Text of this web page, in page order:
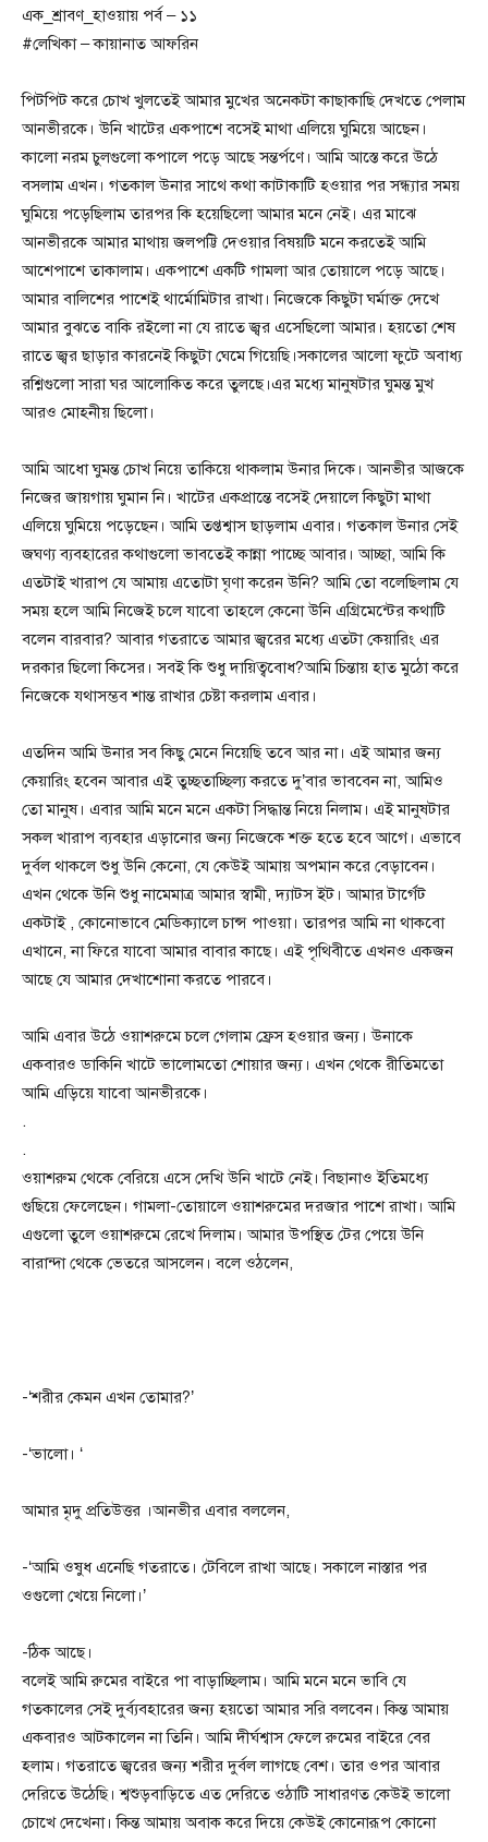
এক_শ্রাবণ_হাওয়ায় পর্ব – ১১
#লেখিকা – কায়ানাত আফরিন
পিটপিট করে চোখ খুলতেই আমার মুখের অনেকটা কাছাকাছি দেখতে পেলাম
আনভীরকে। উনি খাটের একপাশে বসেই মাথা এলিয়ে ঘুমিয়ে আছেন।
কালো নরম চুলগুলো কপালে পড়ে আছে সন্তর্পণে। আমি আস্তে করে উঠে
বসলাম এখন। গতকাল উনার সাথে কথা কাটাকাটি হওয়ার পর সন্ধ্যার সময়
ঘুমিয়ে পড়েছিলাম তারপর কি হয়েছিলো আমার মনে নেই। এর মাঝে
আনভীরকে আমার মাথায় জলপট্টি দেওয়ার বিষয়টি মনে করতেই আমি
আশেপাশে তাকালাম। একপাশে একটি গামলা আর তোয়ালে পড়ে আছে।
আমার বালিশের পাশেই থার্মোমিটার রাখা। নিজেকে কিছুটা ঘর্মাক্ত দেখে
আমার বুঝতে বাকি রইলো না যে রাতে জ্বর এসেছিলো আমার। হয়তো শেষ
রাতে জ্বর ছাড়ার কারনেই কিছুটা ঘেমে গিয়েছি।সকালের আলো ফুটে অবাধ্য
রশ্নিগুলো সারা ঘর আলোকিত করে তুলছে।এর মধ্যে মানুষটার ঘুমন্ত মুখ
আরও মোহনীয় ছিলো।
আমি আধো ঘুমন্ত চোখ নিয়ে তাকিয়ে থাকলাম উনার দিকে। আনভীর আজকে
নিজের জায়গায় ঘুমান নি। খাটের একপ্রান্তে বসেই দেয়ালে কিছুটা মাথা
এলিয়ে ঘুমিয়ে পড়েছেন। আমি তপ্তশ্বাস ছাড়লাম এবার। গতকাল উনার সেই
জঘণ্য ব্যবহারের কথাগুলো ভাবতেই কান্না পাচ্ছে আবার। আচ্ছা, আমি কি
এতটাই খারাপ যে আমায় এতোটা ঘৃণা করেন উনি? আমি তো বলেছিলাম যে
সময় হলে আমি নিজেই চলে যাবো তাহলে কেনো উনি এগ্রিমেন্টের কথাটি
বলেন বারবার? আবার গতরাতে আমার জ্বরের মধ্যে এতটা কেয়ারিং এর
দরকার ছিলো কিসের। সবই কি শুধু দায়িত্ববোধ?আমি চিন্তায় হাত মুঠো করে
নিজেকে যথাসম্ভব শান্ত রাখার চেষ্টা করলাম এবার।
এতদিন আমি উনার সব কিছু মেনে নিয়েছি তবে আর না। এই আমার জন্য
কেয়ারিং হবেন আবার এই তুচ্ছতাচ্ছিল্য করতে দু’বার ভাববেন না, আমিও
তো মানুষ। এবার আমি মনে মনে একটা সিদ্ধান্ত নিয়ে নিলাম। এই মানুষটার
সকল খারাপ ব্যবহার এড়ানোর জন্য নিজেকে শক্ত হতে হবে আগে। এভাবে
দুর্বল থাকলে শুধু উনি কেনো, যে কেউই আমায় অপমান করে বেড়াবেন।
এখন থেকে উনি শুধু নামেমাত্র আমার স্বামী, দ্যাটস ইট। আমার টার্গেট
একটাই , কোনোভাবে মেডিক্যালে চান্স পাওয়া। তারপর আমি না থাকবো
এখানে, না ফিরে যাবো আমার বাবার কাছে। এই পৃথিবীতে এখনও একজন
আছে যে আমার দেখাশোনা করতে পারবে।
আমি এবার উঠে ওয়াশরুমে চলে গেলাম ফ্রেস হওয়ার জন্য। উনাকে
একবারও ডাকিনি খাটে ভালোমতো শোয়ার জন্য। এখন থেকে রীতিমতো
আমি এড়িয়ে যাবো আনভীরকে।
.
.
ওয়াশরুম থেকে বেরিয়ে এসে দেখি উনি খাটে নেই। বিছানাও ইতিমধ্যে
গুছিয়ে ফেলেছেন। গামলা-তোয়ালে ওয়াশরুমের দরজার পাশে রাখা। আমি
এগুলো তুলে ওয়াশরুমে রেখে দিলাম। আমার উপস্থিত টের পেয়ে উনি
বারান্দা থেকে ভেতরে আসলেন। বলে ওঠলেন,
-‘শরীর কেমন এখন তোমার?’
-‘ভালো। ‘
আমার মৃদু প্রতিউত্তর ।আনভীর এবার বললেন,
-‘আমি ওষুধ এনেছি গতরাতে। টেবিলে রাখা আছে। সকালে নাস্তার পর
ওগুলো খেয়ে নিলো।’
-ঠিক আছে।
বলেই আমি রুমের বাইরে পা বাড়াচ্ছিলাম। আমি মনে মনে ভাবি যে
গতকালের সেই দুর্ব্যবহারের জন্য হয়তো আমার সরি বলবেন। কিন্ত আমায়
একবারও আটকালেন না তিনি। আমি দীর্ঘশ্বাস ফেলে রুমের বাইরে বের
হলাম। গতরাতে জ্বরের জন্য শরীর দুর্বল লাগছে বেশ। তার ওপর আবার
দেরিতে উঠেছি। শ্বশুড়বাড়িতে এত দেরিতে ওঠাটি সাধারণত কেউই ভালো
চোখে দেখেনা। কিন্ত আমায় অবাক করে দিয়ে কেউই কোনোরূপ কোনো